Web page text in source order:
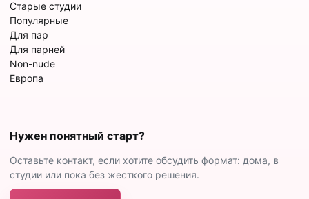
Старые студии
Популярные
Для пар
Для парней
Non-nude
Европа
Нужен понятный старт?
Оставьте контакт, если хотите обсудить формат: дома, в
студии или пока без жесткого решения.